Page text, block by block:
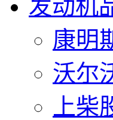
发动机
康明
沃尔
上